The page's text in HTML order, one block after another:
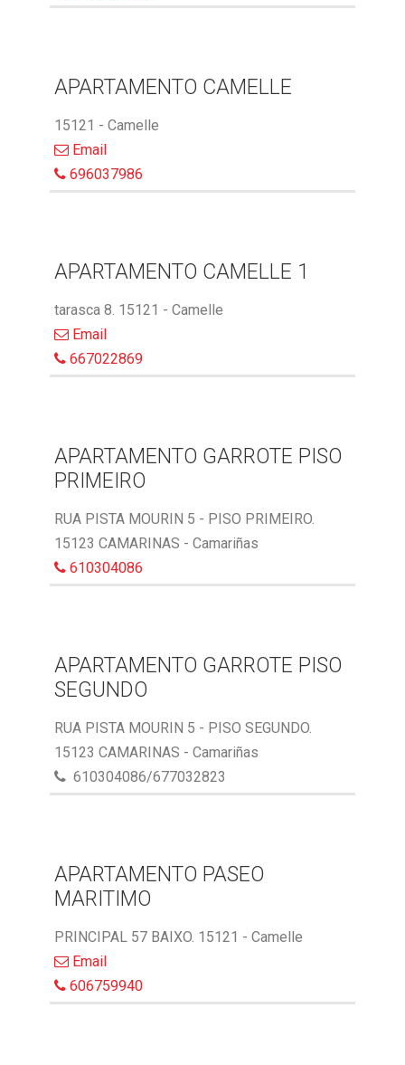
APARTAMENTO CAMELLE
15121 - Camelle
Email
696037986
APARTAMENTO CAMELLE 1
tarasca 8. 15121 - Camelle
Email
667022869
APARTAMENTO GARROTE PISO
PRIMEIRO
RUA PISTA MOURIN 5 - PISO PRIMEIRO.
15123 CAMARINAS - Camariñas
610304086
APARTAMENTO GARROTE PISO
SEGUNDO
RUA PISTA MOURIN 5 - PISO SEGUNDO.
15123 CAMARINAS - Camariñas
610304086/677032823
APARTAMENTO PASEO
MARITIMO
PRINCIPAL 57 BAIXO. 15121 - Camelle
Email
606759940